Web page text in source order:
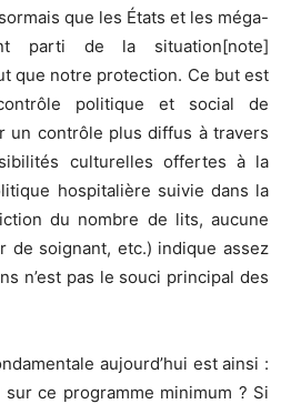
que les États et les méga-
parti de la situation[note]
que notre protection. Ce but est
politique et social de
un contrôle plus diffus à travers
culturelles offertes à la
hospitalière suivie dans la
du nombre de lits, aucune
de soignant, etc.) indique assez
n’est pas le souci principal des
aujourd’hui est ainsi :
sur ce programme minimum ? Si